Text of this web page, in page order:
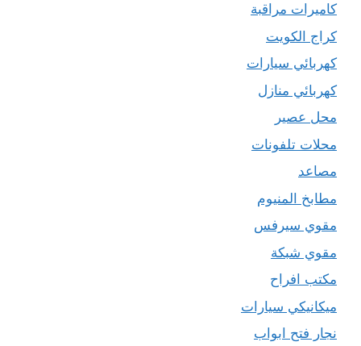
كاميرات مراقبة
كراج الكويت
كهربائي سيارات
كهربائي منازل
محل عصير
محلات تلفونات
مصاعد
مطابخ المنيوم
مقوي سيرفس
مقوي شبكة
مكتب افراح
ميكانيكي سيارات
نجار فتح ابواب